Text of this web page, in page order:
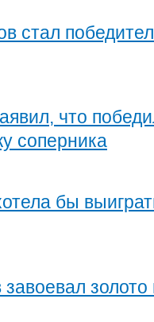
стал
что
соперника
бы